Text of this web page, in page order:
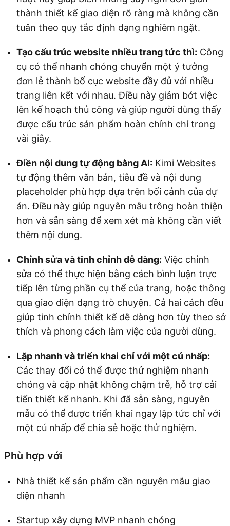
thành thiết kế giao diện rõ ràng mà không cần
tuân theo quy tắc định dạng nghiêm ngặt.
Tạo cấu trúc website nhiều trang tức thì: Công
cụ có thể nhanh chóng chuyển một ý tưởng
đơn lẻ thành bố cục website đầy đủ với nhiều
trang liên kết với nhau. Điều này giảm bớt việc
lên kế hoạch thủ công và giúp người dùng thấy
được cấu trúc sản phẩm hoàn chỉnh chỉ trong
vài giây.
Điền nội dung tự động bằng AI: Kimi Websites
tự động thêm văn bản, tiêu đề và nội dung
placeholder phù hợp dựa trên bối cảnh của dự
án. Điều này giúp nguyên mẫu trông hoàn thiện
hơn và sẵn sàng để xem xét mà không cần viết
thêm nội dung.
Chỉnh sửa và tinh chỉnh dễ dàng: Việc chỉnh
sửa có thể thực hiện bằng cách bình luận trực
tiếp lên từng phần cụ thể của trang, hoặc thông
qua giao diện dạng trò chuyện. Cả hai cách đều
giúp tinh chỉnh thiết kế dễ dàng hơn tùy theo sở
thích và phong cách làm việc của người dùng.
Lặp nhanh và triển khai chỉ với một cú nhấp:
Các thay đổi có thể được thử nghiệm nhanh
chóng và cập nhật không chậm trễ, hỗ trợ cải
tiến thiết kế nhanh. Khi đã sẵn sàng, nguyên
mẫu có thể được triển khai ngay lập tức chỉ với
một cú nhấp để chia sẻ hoặc thử nghiệm.
Phù hợp với
Nhà thiết kế sản phẩm cần nguyên mẫu giao
diện nhanh
Startup xây dựng MVP nhanh chóng